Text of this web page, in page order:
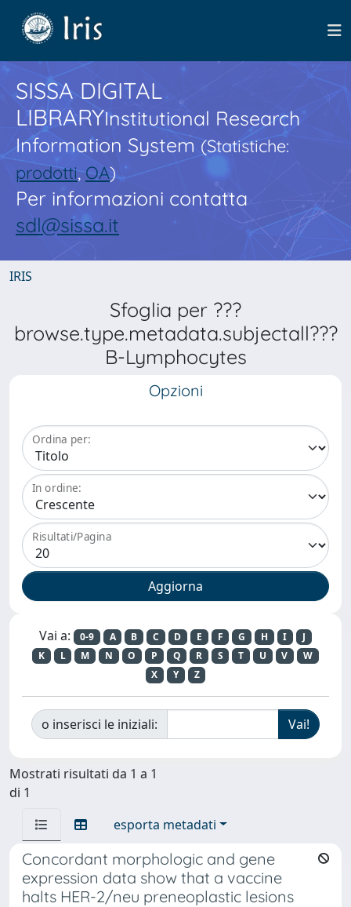
SISSA DIGITAL
LIBRARYInstitutional Research
Information System(Statistiche:
prodotti,OA)
Per informazioni contatta
sdl@sissa.it
IRIS
Sfoglia per ???
browse.type.metadata.subjectall???
B-Lymphocytes
Opzioni
Ordina per:
In ordine:
Risultati/Pagina
Vai a: 0-9 A B C D E F G H I
J
K
L M N O P Q R S T U V
W
X
Y Z
o inserisci le iniziali:
Mostrati risultati da 1 a 1
di 1
esporta metadati
Concordant morphologic and gene
expression data show that a vaccine
halts HER-2/neu preneoplastic lesions